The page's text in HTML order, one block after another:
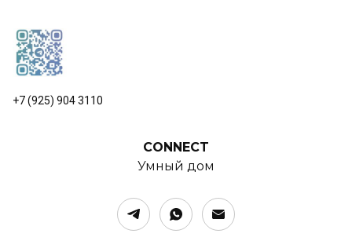
+7 (925) 904 3110
CONNECT
Умный дом